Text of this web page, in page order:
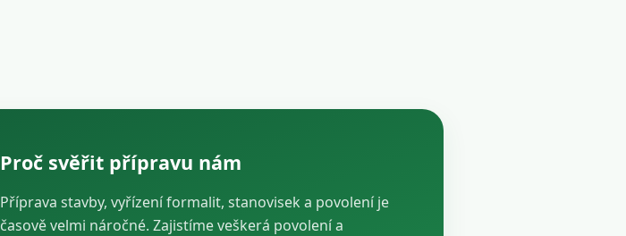
Proč svěřit přípravu nám
Příprava stavby, vyřízení formalit, stanovisek a povolení je
časově velmi náročné. Zajistíme veškerá povolení a